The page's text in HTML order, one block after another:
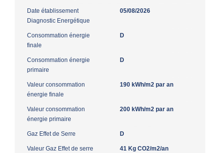
Date établissement
Diagnostic Energétique
05/08/2026
Consommation énergie
finale
D
Consommation énergie
primaire
D
Valeur consommation
énergie finale
190 kWh/m2 par an
Valeur consommation
énergie primaire
200 kWh/m2 par an
Gaz Effet de Serre D
Valeur Gaz Effet de serre 41 Kg CO2/m2/an